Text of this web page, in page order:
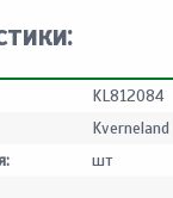
KL812084
Kverneland
шт